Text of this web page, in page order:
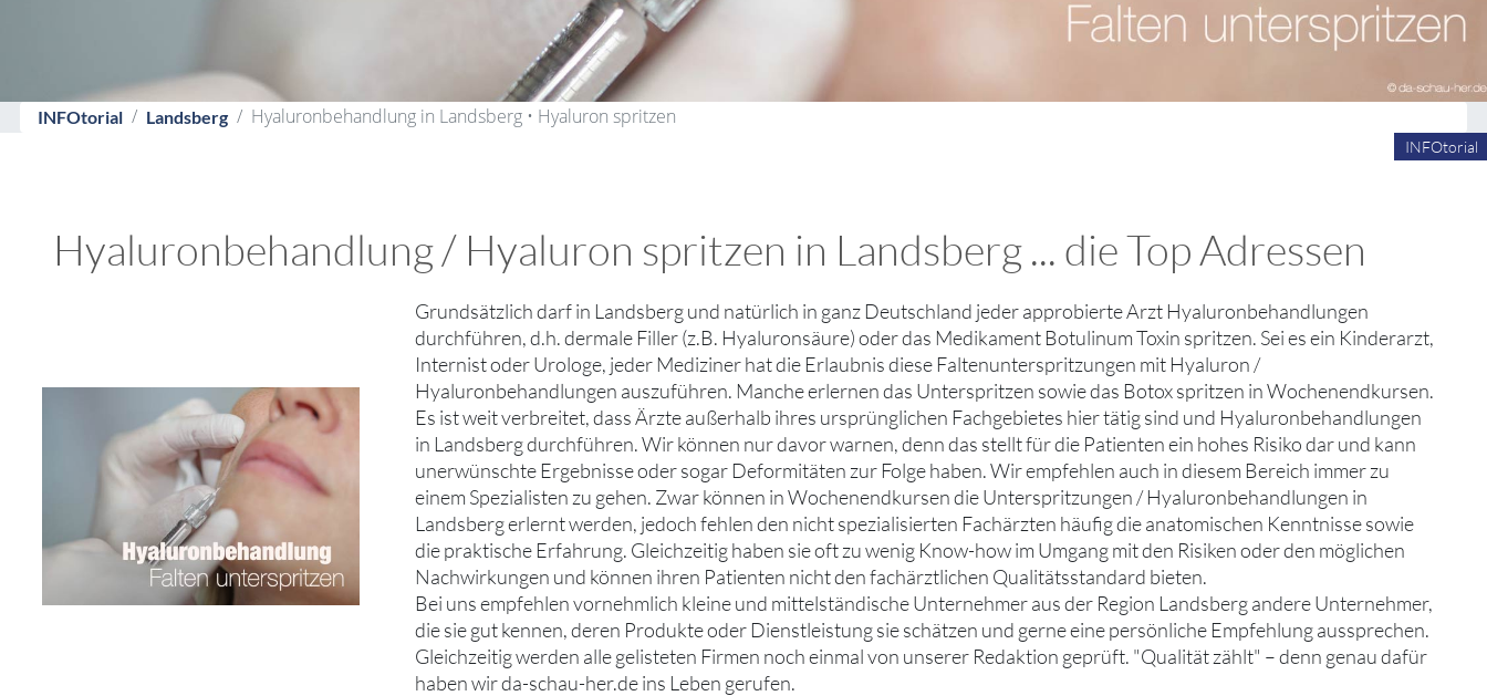
INFOtorial Landsberg Hyaluronbehandlung in Landsberg • Hyaluron spritzen
INFOtorial
Hyaluronbehandlung / Hyaluron spritzen in Landsberg ... die Top Adressen
Grundsätzlich darf in Landsberg und natürlich in ganz Deutschland jeder approbierte Arzt Hyaluronbehandlungen
durchführen, d.h. dermale Filler (z.B. Hyaluronsäure) oder das Medikament Botulinum Toxin spritzen. Sei es ein Kinderarzt,
Internist oder Urologe, jeder Mediziner hat die Erlaubnis diese Faltenunterspritzungen mit Hyaluron /
Hyaluronbehandlungen auszuführen. Manche erlernen das Unterspritzen sowie das Botox spritzen in Wochenendkursen.
Es ist weit verbreitet, dass Ärzte außerhalb ihres ursprünglichen Fachgebietes hier tätig sind und Hyaluronbehandlungen
in Landsberg durchführen. Wir können nur davor warnen, denn das stellt für die Patienten ein hohes Risiko dar und kann
unerwünschte Ergebnisse oder sogar Deformitäten zur Folge haben. Wir empfehlen auch in diesem Bereich immer zu
einem Spezialisten zu gehen. Zwar können in Wochenendkursen die Unterspritzungen / Hyaluronbehandlungen in
Landsberg erlernt werden, jedoch fehlen den nicht spezialisierten Fachärzten häufig die anatomischen Kenntnisse sowie
die praktische Erfahrung. Gleichzeitig haben sie oft zu wenig Know-how im Umgang mit den Risiken oder den möglichen
Nachwirkungen und können ihren Patienten nicht den fachärztlichen Qualitätsstandard bieten.
Bei uns empfehlen vornehmlich kleine und mittelständische Unternehmer aus der Region Landsberg andere Unternehmer,
die sie gut kennen, deren Produkte oder Dienstleistung sie schätzen und gerne eine persönliche Empfehlung aussprechen.
Gleichzeitig werden alle gelisteten Firmen noch einmal von unserer Redaktion geprüft. "Qualität zählt" – denn genau dafür
haben wir da-schau-her.de ins Leben gerufen.